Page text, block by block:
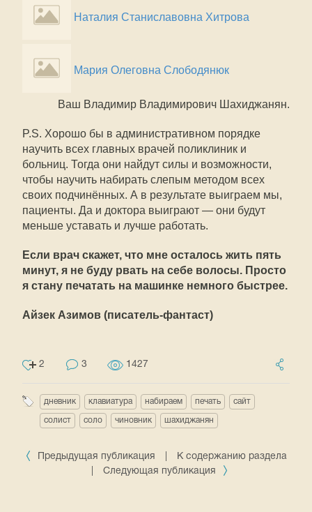
Наталия Станиславовна Хитрова
Мария Олеговна Слободянюк
Ваш Владимир Владимирович Шахиджанян.
P.S. Хорошо бы в административном порядке
научить всех главных врачей поликлиник и
больниц. Тогда они найдут силы и возможности,
чтобы научить набирать слепым методом всех
своих подчинённых. А в результате выиграем мы,
пациенты. Да и доктора выиграют — они будут
меньше уставать и лучше работать.
Если врач скажет, что мне осталось жить пять
минут, я не буду рвать на себе волосы. Просто
я стану печатать на машинке немного быстрее.
Айзек Азимов (писатель-фантаст)
2 3 1427
дневник клавиатура набираем печать сайт
солист соло чиновник шахиджанян
Предыдущая публикация
К содержанию раздела
Следующая публикация